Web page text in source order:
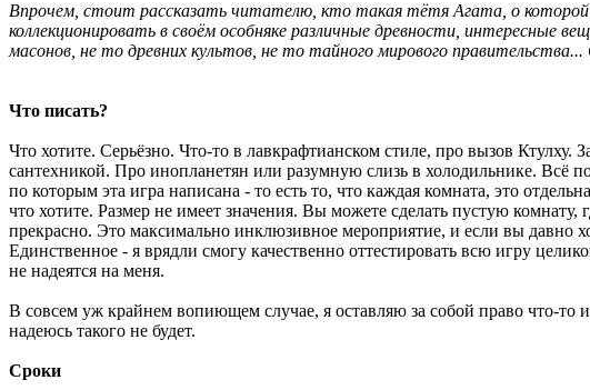
Впрочем, стоит рассказать читателю, кто такая тётя Агата, о которой
коллекционировать в своём особняке различные древности,
масонов, не то древних культов, не то тайного мирового
Что писать?
Что хотите. Серьёзно. Что-то в лавкрафтианском стиле, про вызов
сантехникой. Про инопланетян или разумную слизь в холодильнике. Всё
по которым эта игра написана - то есть то, что каждая комната, это
что хотите. Размер не имеет значения. Вы можете сделать пустую
прекрасно. Это максимально инклюзивное мероприятие, и если вы давно
Единственное - я врядли смогу качественно оттестировать всю игру
не надеятся на меня.
В совсем уж крайнем вопиющем случае, я оставляю за собой право что-то
надеюсь такого не будет.
Сроки